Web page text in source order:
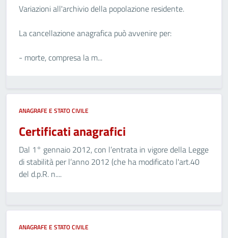
Variazioni all'archivio della popolazione residente.
La cancellazione anagrafica può avvenire per:
- morte, compresa la m...
ANAGRAFE E STATO CIVILE
Certificati anagrafici
Dal 1° gennaio 2012, con l’entrata in vigore della Legge
di stabilità per l’anno 2012 (che ha modificato l'art.40
del d.p.R. n....
ANAGRAFE E STATO CIVILE